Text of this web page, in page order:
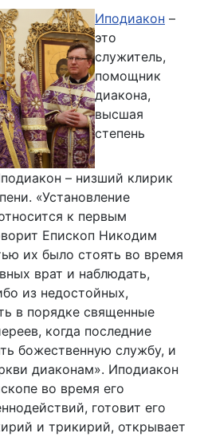
Иподиакон –
это
служитель,
помощник
диакона,
высшая
степень
– низший клирик
«Установление
к первым
Епископ Никодим
их было стоять во время
врат и наблюдать,
из недостойных,
в порядке священные
когда последние
божественную службу, и
диаконам». Иподиакон
во время его
готовит его
и трикирий, открывает